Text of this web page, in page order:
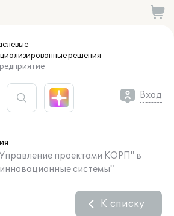
решения
Вход
проектами КОРП" в
системы"
К списку